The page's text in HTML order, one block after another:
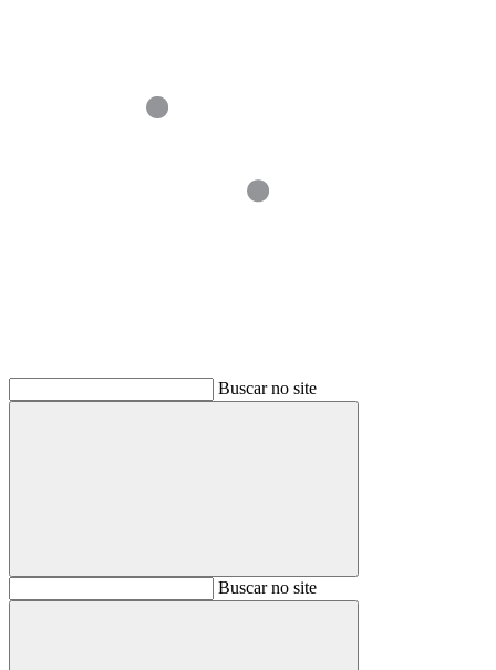
Buscar no site
BuscarBuscar no site